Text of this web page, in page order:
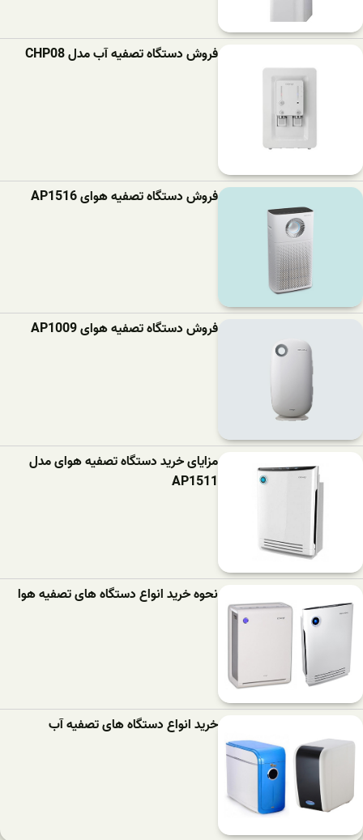
فروش دستگاه تصفیه آب مدل CHP08
فروش دستگاه تصفیه هوای AP1516
فروش دستگاه تصفیه هوای AP1009
مزایای خرید دستگاه تصفیه هوای مدل
AP1511
نحوه خرید انواع دستگاه های تصفیه هوا
خرید انواع دستگاه های تصفیه آب